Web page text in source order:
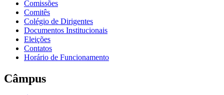
Comissões
Comitês
Colégio de Dirigentes
Documentos Institucionais
Eleições
Contatos
Horário de Funcionamento
Câmpus